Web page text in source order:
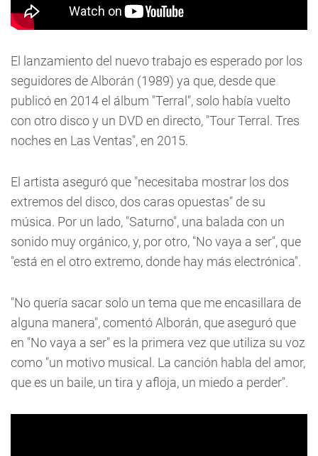
El lanzamiento del nuevo trabajo es esperado por los
seguidores de Alborán (1989) ya que, desde que
publicó en 2014 el álbum "Terral", solo había vuelto
con otro disco y un DVD en directo, "Tour Terral. Tres
noches en Las Ventas", en 2015.
El artista aseguró que "necesitaba mostrar los dos
extremos del disco, dos caras opuestas" de su
música. Por un lado, "Saturno", una balada con un
sonido muy orgánico, y, por otro, "No vaya a ser", que
"está en el otro extremo, donde hay más electrónica".
"No quería sacar solo un tema que me encasillara de
alguna manera", comentó Alborán, que aseguró que
en "No vaya a ser" es la primera vez que utiliza su voz
como "un motivo musical. La canción habla del amor,
que es un baile, un tira y afloja, un miedo a perder".